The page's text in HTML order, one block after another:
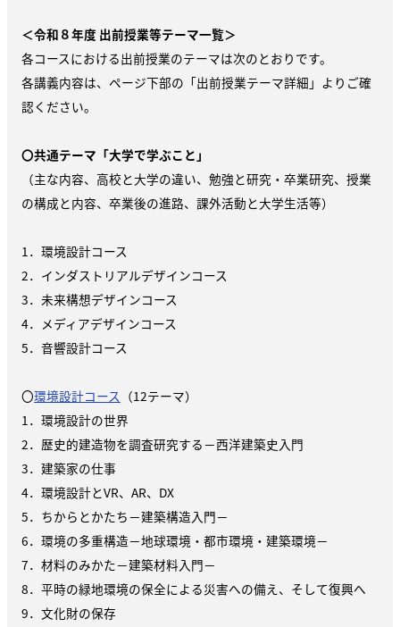
＜令和８年度 出前授業等テーマ一覧＞
各コースにおける出前授業のテーマは次のとおりです。
各講義内容は、ページ下部の「出前授業テーマ詳細」よりご確
認ください。
〇共通テーマ「大学で学ぶこと」
（主な内容、高校と大学の違い、勉強と研究・卒業研究、授業
の構成と内容、卒業後の進路、課外活動と大学生活等）
1．環境設計コース
2．インダストリアルデザインコース
3．未来構想デザインコース
4．メディアデザインコース
5．音響設計コース
〇環境設計コース （12テーマ）
1．環境設計の世界
2．歴史的建造物を調査研究する－西洋建築史入門
3．建築家の仕事
4．環境設計とVR、AR、DX
5．ちからとかたち－建築構造入門－
6．環境の多重構造－地球環境・都市環境・建築環境－
7．材料のみかた－建築材料入門－
8．平時の緑地環境の保全による災害への備え、そして復興へ
9．文化財の保存